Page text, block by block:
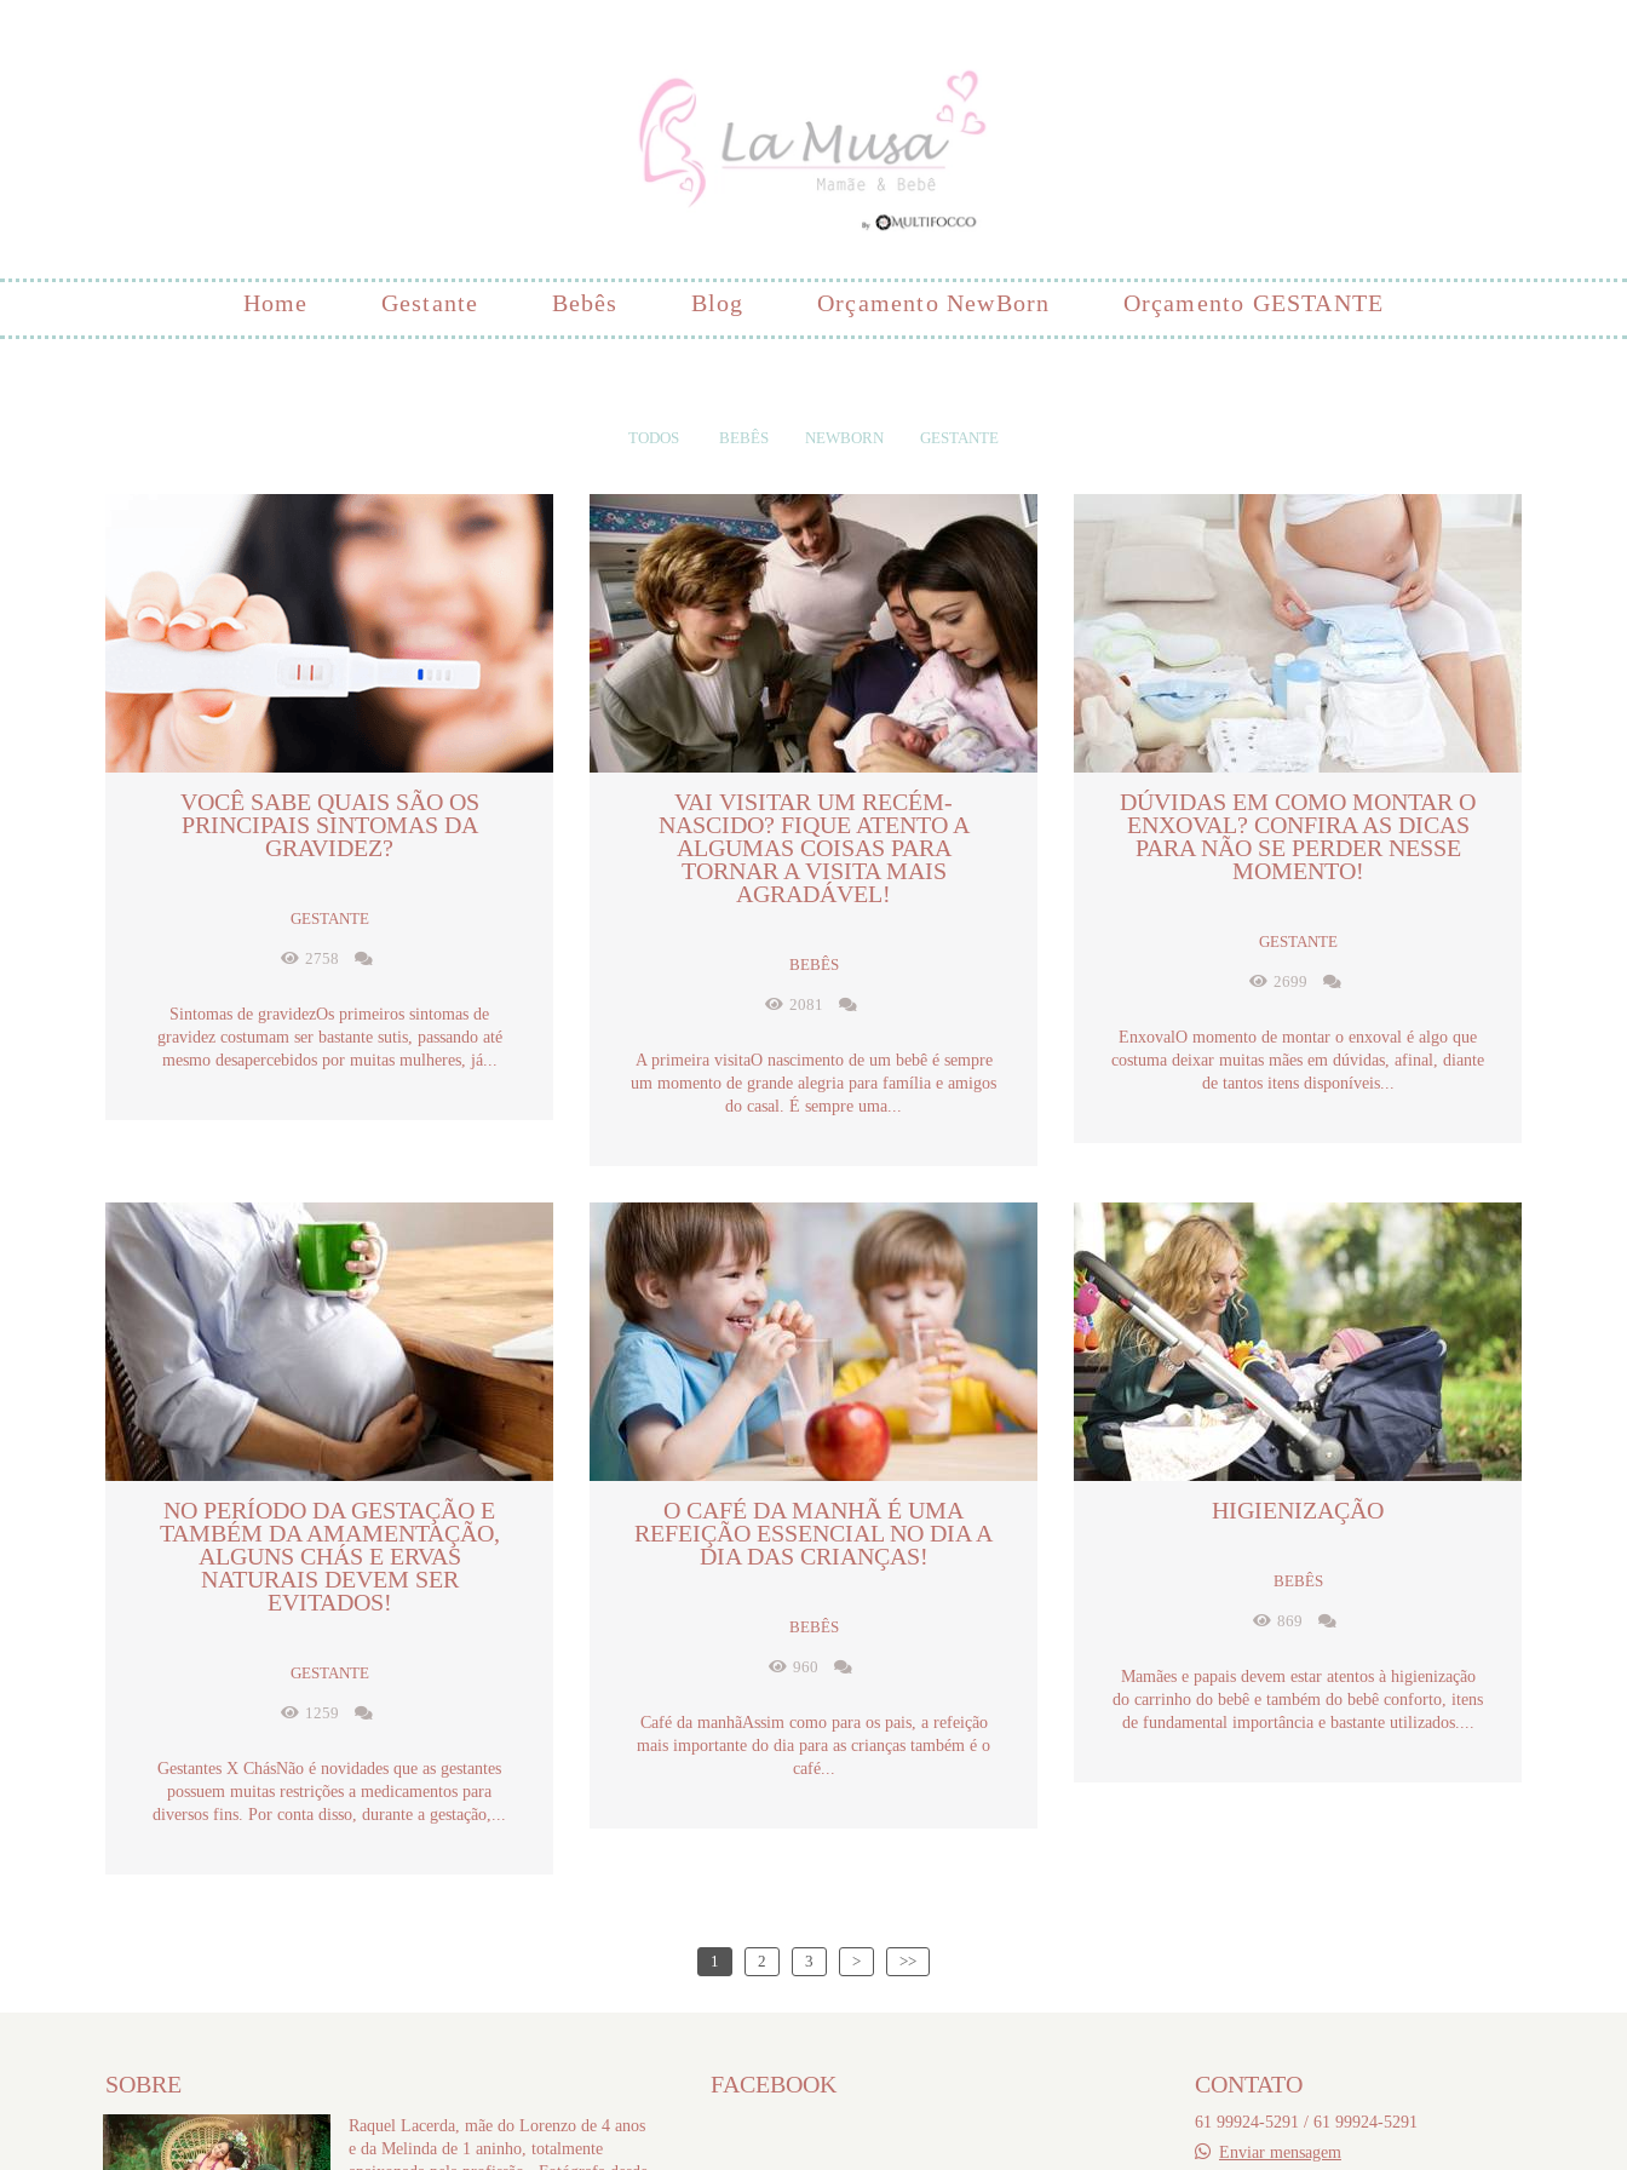
Home Gestante Bebês Blog Orçamento NewBorn Orçamento GESTANTE
TODOS BEBÊS NEWBORN GESTANTE
VOCÊ SABE QUAIS SÃO OS
PRINCIPAIS SINTOMAS DA
GRAVIDEZ?
GESTANTE
2758
Sintomas de gravidezOs primeiros sintomas de
gravidez costumam ser bastante sutis, passando até
mesmo desapercebidos por muitas mulheres, já...
VAI VISITAR UM RECÉM-
NASCIDO? FIQUE ATENTO A
ALGUMAS COISAS PARA
TORNAR A VISITA MAIS
AGRADÁVEL!
BEBÊS
2081
A primeira visitaO nascimento de um bebê é sempre
um momento de grande alegria para família e amigos
do casal. É sempre uma...
DÚVIDAS EM COMO MONTAR O
ENXOVAL? CONFIRA AS DICAS
PARA NÃO SE PERDER NESSE
MOMENTO!
GESTANTE
2699
EnxovalO momento de montar o enxoval é algo que
costuma deixar muitas mães em dúvidas, afinal, diante
de tantos itens disponíveis...
NO PERÍODO DA GESTAÇÃO E
TAMBÉM DA AMAMENTAÇÃO,
ALGUNS CHÁS E ERVAS
NATURAIS DEVEM SER
EVITADOS!
GESTANTE
1259
Gestantes X ChásNão é novidades que as gestantes
possuem muitas restrições a medicamentos para
diversos fins. Por conta disso, durante a gestação,...
O CAFÉ DA MANHÃ É UMA
REFEIÇÃO ESSENCIAL NO DIA A
DIA DAS CRIANÇAS!
BEBÊS
960
Café da manhãAssim como para os pais, a refeição
mais importante do dia para as crianças também é o
café...
HIGIENIZAÇÃO
BEBÊS
869
Mamães e papais devem estar atentos à higienização
do carrinho do bebê e também do bebê conforto, itens
de fundamental importância e bastante utilizados....
1 2 3 > >>
SOBRE
Raquel Lacerda, mãe do Lorenzo de 4 anos
e da Melinda de 1 aninho, totalmente
FACEBOOK CONTATO
61 99924-5291 / 61 99924-5291
Enviar mensagem